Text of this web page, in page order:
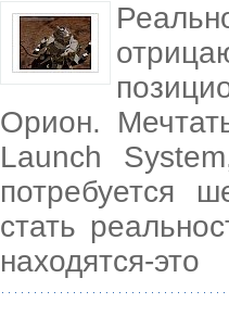
Орион.
Launch
потребуется
стать
находятся-это